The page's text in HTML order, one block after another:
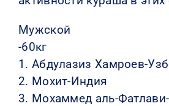
Мужской
-60кг
1. Абдулазиз Хамроев-
2. Мохит-Индия
3. Мохаммед аль-